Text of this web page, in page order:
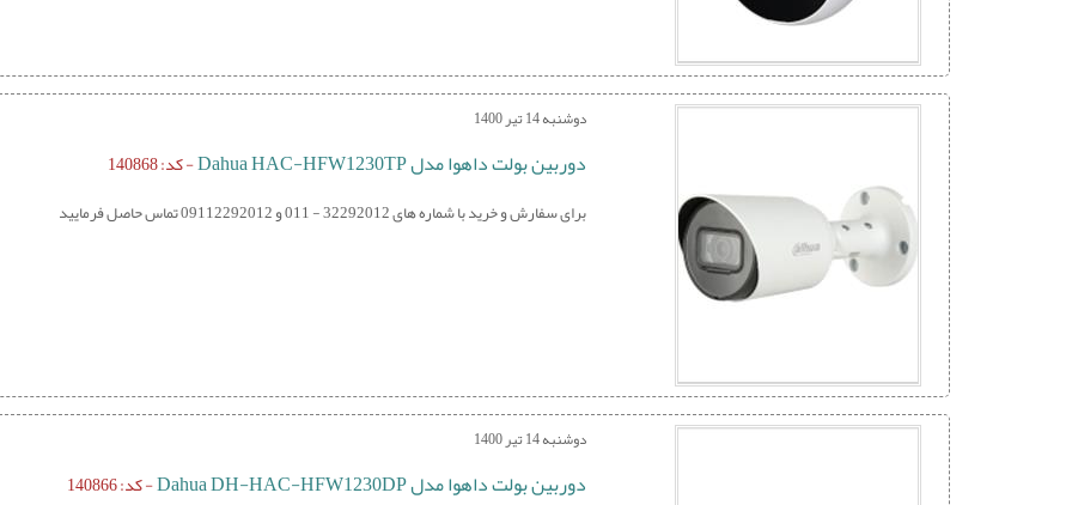
دوشنبه 14 تیر 1400
دوربین بولت داهوا مدل Dahua HAC-HFW1230TP - کد: 140868
برای سفارش و خرید با شماره های 32292012 - 011 و 09112292012 تماس حاصل فرمایید
دوشنبه 14 تیر 1400
دوربین بولت داهوا مدل Dahua DH-HAC-HFW1230DP - کد: 140866